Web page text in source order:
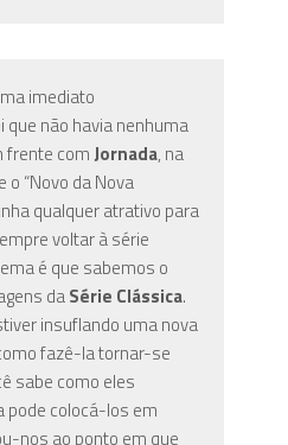
imediato
não havia nenhuma
frente com Jornada, na
o “Novo da Nova
qualquer atrativo para
voltar à série
é que sabemos o
daSérie Clássica.
insuflando uma nova
fazê-la tornar-se
sabe como eles
pode colocá-los em
nos ao ponto em que